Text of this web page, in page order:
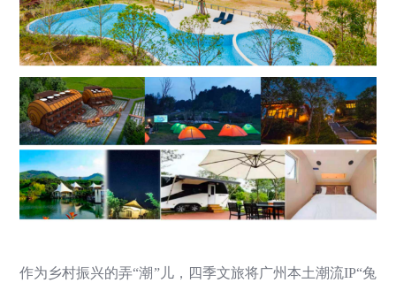
作为乡村振兴的弄“潮”儿，四季文旅将广州本土潮流IP“兔